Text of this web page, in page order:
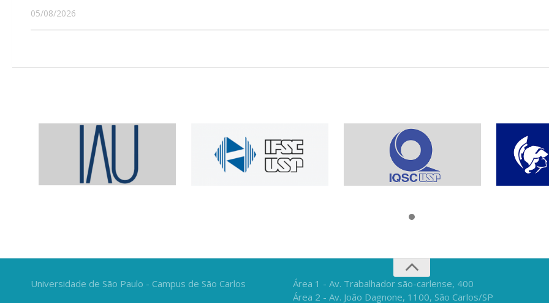
05/08/2026
Universidade de São Paulo - Campus de São Carlos
Área 1 - Av. Trabalhador são-carlense, 400
Área 2 - Av. João Dagnone, 1100, São Carlos/SP